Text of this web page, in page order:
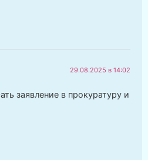
29.08.2025 в 14:02
заявление в прокуратуру и